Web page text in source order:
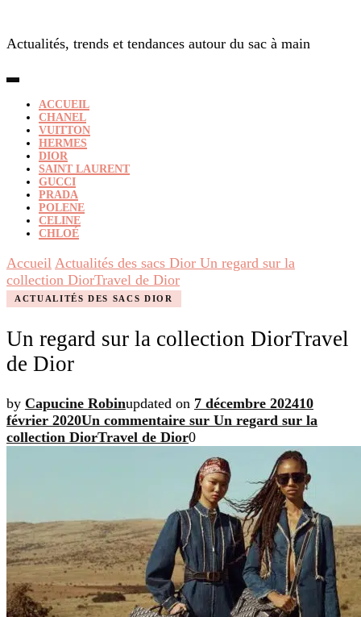
Actualités, trends et tendances autour du sac à main
ACCUEIL
CHANEL
VUITTON
HERMES
DIOR
SAINT LAURENT
GUCCI
PRADA
POLENE
CELINE
CHLOÉ
Accueil Actualités des sacs Dior Un regard sur la
collection DiorTravel de Dior
ACTUALITÉS DES SACS DIOR
Un regard sur la collection DiorTravel
de Dior
by Capucine Robinupdated on 7 décembre 202410
février 2020Un commentaire sur Un regard sur la
collection DiorTravel de Dior0